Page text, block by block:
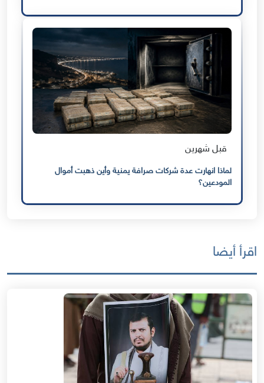
قبل شهرين
لماذا انهارت عدة شركات صرافة يمنية وأين ذهبت أموال
المودعين؟
اقرأ أيضا